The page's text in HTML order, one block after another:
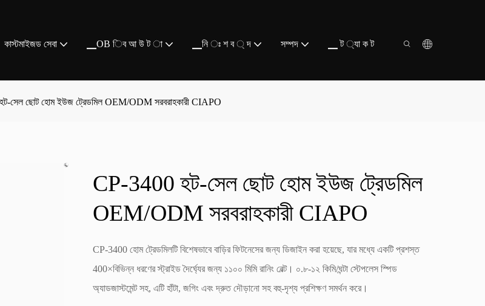
কাস্টমাইজড সেবা ▁OB িব আ উ ট া ▁নি ঃ শ ব ্ দ সম্পদ ▁ ট ্যা ক ট
সেল ছোট হোম ইউজ ট্রেডমিল OEM/ODM সরবরাহকারী CIAPO
CP-3400 হট-সেল ছোট হোম ইউজ ট্রেডমিল
OEM/ODM সরবরাহকারী CIAPO
CP-3400 হোম ট্রেডমিলটি বিশেষভাবে বাড়ির ফিটনেসের জন্য ডিজাইন করা হয়েছে, যার মধ্যে একটি প্রশস্ত
400×বিভিন্ন ধরণের স্ট্রাইড দৈর্ঘ্যের জন্য ১১০০ মিমি রানিং বেল্ট। ০.৮-১২ কিমি/ঘন্টা স্টেপলেস স্পিড
অ্যাডজাস্টমেন্ট সহ, এটি হাঁটা, জগিং এবং দ্রুত দৌড়ানো সহ বহু-দৃশ্য প্রশিক্ষণ সমর্থন করে।